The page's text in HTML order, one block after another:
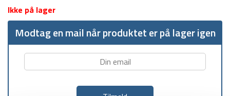
Ikke på lager
Modtag en mail når produktet er på lager igen